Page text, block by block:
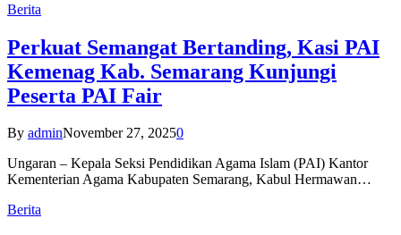
Berita
Perkuat Semangat Bertanding, Kasi PAI
Kemenag Kab. Semarang Kunjungi
Peserta PAI Fair
By adminNovember 27, 20250
Ungaran – Kepala Seksi Pendidikan Agama Islam (PAI) Kantor
Kementerian Agama Kabupaten Semarang, Kabul Hermawan…
Berita